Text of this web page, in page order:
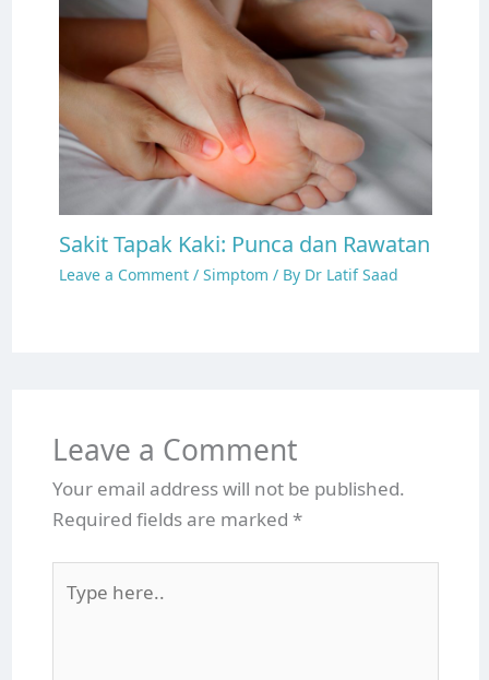
Sakit Tapak Kaki: Punca dan Rawatan
Leave a Comment / Simptom / By Dr Latif Saad
Leave a Comment
Your email address will not be published.
Required fields are marked *
here..